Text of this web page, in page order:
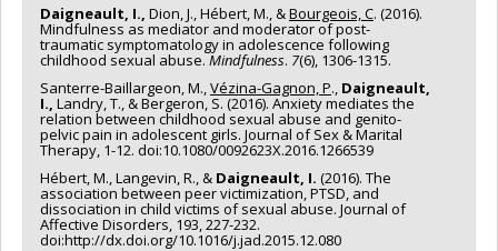
Daigneault, I., Dion, J., Hébert, M., &Bourgeois, C. (2016).
Mindfulness as mediator and moderator of post-
traumatic symptomatology in adolescence following
childhood sexual abuse.Mindfulness. 7(6), 1306-1315.
Santerre-Baillargeon, M., Vézina-Gagnon, P., Daigneault,
I., Landry, T., & Bergeron, S. (2016). Anxiety mediates the
relation between childhood sexual abuse and genito-
pelvic pain in adolescent girls. Journal of Sex & Marital
Therapy, 1-12. doi:10.1080/0092623X.2016.1266539
Hébert, M., Langevin, R., & Daigneault, I. (2016). The
association between peer victimization, PTSD, and
dissociation in child victims of sexual abuse. Journal of
Affective Disorders, 193, 227-232.
doi:http://dx.doi.org/10.1016/j.jad.2015.12.080